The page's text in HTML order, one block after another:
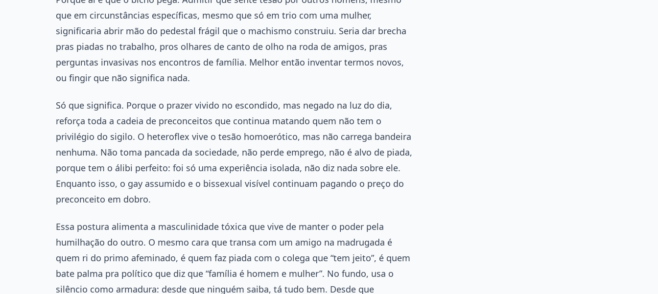
que em circunstâncias específicas, mesmo que só em trio com uma mulher,
significaria abrir mão do pedestal frágil que o machismo construiu. Seria dar brecha
pras piadas no trabalho, pros olhares de canto de olho na roda de amigos, pras
perguntas invasivas nos encontros de família. Melhor então inventar termos novos,
ou fingir que não significa nada.
Só que significa. Porque o prazer vivido no escondido, mas negado na luz do dia,
reforça toda a cadeia de preconceitos que continua matando quem não tem o
privilégio do sigilo. O heteroflex vive o tesão homoerótico, mas não carrega bandeira
nenhuma. Não toma pancada da sociedade, não perde emprego, não é alvo de piada,
porque tem o álibi perfeito: foi só uma experiência isolada, não diz nada sobre ele.
Enquanto isso, o gay assumido e o bissexual visível continuam pagando o preço do
preconceito em dobro.
Essa postura alimenta a masculinidade tóxica que vive de manter o poder pela
humilhação do outro. O mesmo cara que transa com um amigo na madrugada é
quem ri do primo afeminado, é quem faz piada com o colega que “tem jeito”, é quem
bate palma pra político que diz que “família é homem e mulher”. No fundo, usa o
silêncio como armadura: desde que ninguém saiba, tá tudo bem. Desde que